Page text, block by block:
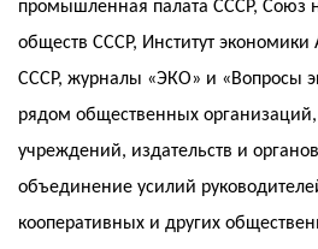
промышленная палата СССР, Союз
обществ СССР, Институт
СССР, журналы «ЭКО» и «Вопросы
рядом общественных
учреждений, издательств и
объединение усилий
кооперативных и других